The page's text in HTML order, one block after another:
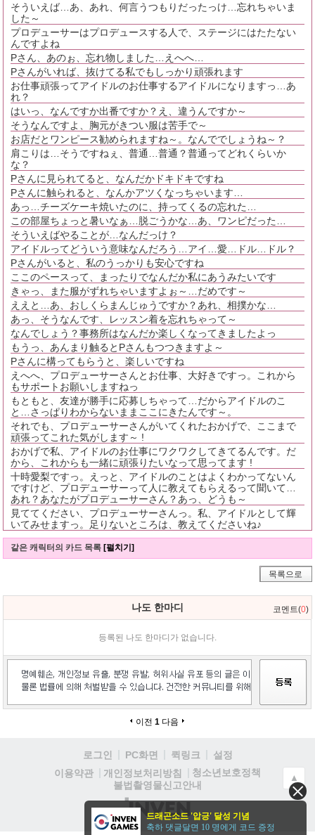
そういえば…あ、あれ、何言うつもりだったっけ…忘れちゃいま
した～
プロデューサーはプロデュースする人で、ステージにはたたない
んですよね
Pさん、あのぉ、忘れ物しました…えへへ…
Pさんがいれば、抜けてる私でもしっかり頑張れます
お仕事頑張ってアイドルのお仕事するアイドルになりますっ…あ
れ？
はいっ、なんですか出番ですか？え、違うんですか～
そうなんですよ、胸元がきつい服は苦手で～
お店だとワンピース勧められますね～。なんででしょうね～？
肩こりは…そうですねぇ、普通…普通？普通ってどれくらいか
な？
Pさんに見られてると、なんだかドキドキですね
Pさんに触られると、なんかアツくなっちゃいます…
あっ…チーズケーキ焼いたのに、持ってくるの忘れた…
この部屋ちょっと暑いなぁ…脱ごうかな…あ、ワンピだった…
そういえばやることが…なんだっけ？
アイドルってどういう意味なんだろう…アイ…愛…ドル…ドル？
Pさんがいると、私のうっかりも安心ですね
ここのペースって、まったりでなんだか私にあうみたいです
きゃっ、また服がずれちゃいますよぉ～…だめです～
ええと…あ、おしくらまんじゅうですか？あれ、相撲かな…
あっ、そうなんです、レッスン着を忘れちゃって～
なんでしょう？事務所はなんだか楽しくなってきましたよっ
もうっ、あんまり触るとPさんもつつきますよ～
Pさんに構ってもらうと、楽しいですね
えへへ、プロデューサーさんとお仕事、大好きですっ。これから
もサポートお願いしますねっ
もともと、友達が勝手に応募しちゃって…だからアイドルのこ
と…さっぱりわからないままここにきたんです～。
それでも、プロデューサーさんがいてくれたおかげで、ここまで
頑張ってこれた気がします～ !
おかげで私、アイドルのお仕事にワクワクしてきてるんです。だ
から、これからも一緒に頑張りたいなって思ってます !
十時愛梨ですっ。えっと、アイドルのことはよくわかってないん
ですけど、プロデューサーって人に教えてもらえるって聞いて…
あれ？あなたがプロデューサーさん？あっ、どうも～
見ててください、プロデューサーさんっ。私、アイドルとして輝
いてみせますっ。足りないところは、教えてくださいね♪
같은 캐릭터의 카드 목록 [펼치기]
목록으로
나도 한마디 코멘트(0)
등록된 나도 한마디가 없습니다.
이전 1 다음
로그인 PC화면 퀵링크
설정
이용약관
개인정보처리방침
청소년보호정책
불법촬영물신고안내
(주)
인
벤
▲
드래곤소드 '압긍' 달성 기념
축하 댓글달면 10 명에게 코드 증정